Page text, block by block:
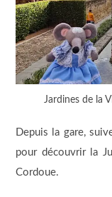
Jardines de la
Depuis la gare,
pour découvrir la
Cordoue.